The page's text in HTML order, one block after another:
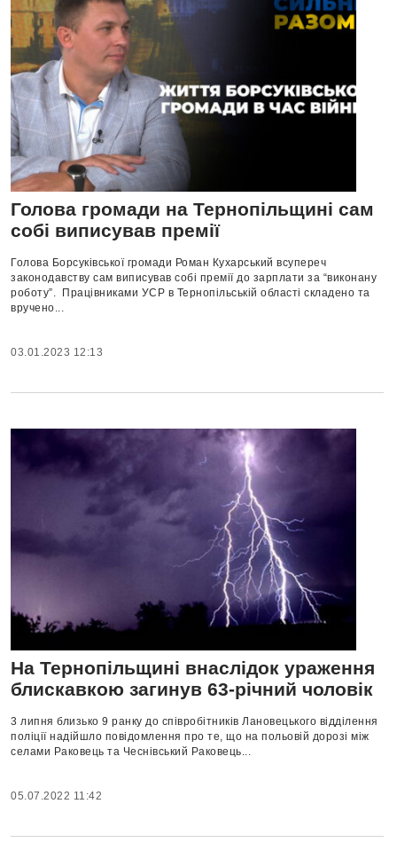
Голова громади на Тернопільщині сам
собі виписував премії
Голова Борсуківської громади Роман Кухарський всупереч
законодавству сам виписував собі премії до зарплати за “виконану
роботу”. Працівниками УСР в Тернопільській області складено та
вручено...
03.01.2023 12:13
На Тернопільщині внаслідок ураження
блискавкою загинув 63-річний чоловік
3 липня близько 9 ранку до співробітників Лановецького відділення
поліції надійшло повідомлення про те, що на польовій дорозі між
селами Раковець та Чеснівський Раковець...
05.07.2022 11:42